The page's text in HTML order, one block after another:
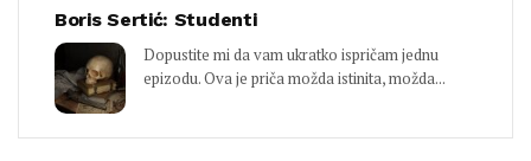
Boris Sertić: Studenti
Dopustite mi da vam ukratko ispričam jednu
epizodu. Ova je priča možda istinita, možda...